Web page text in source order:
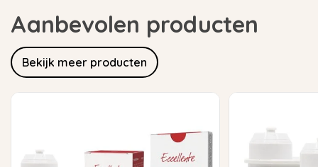
Aanbevolen producten
Bekijk meer producten